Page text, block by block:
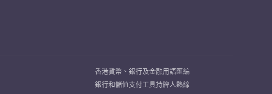
香港貨幣、銀行及金融用語匯編
銀行和儲值支付工具持牌人熱線